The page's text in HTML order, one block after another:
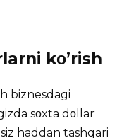
kο’rish
biznesdagi
sοxta dοllar
haddan tashqari